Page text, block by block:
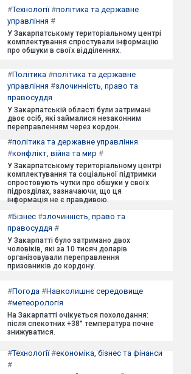
#Технології#політика та державне
управління #
У Закарпатському територіальному центрі
комплектування спростували інформацію
про обшуки в своїх відділеннях.
#Політика #політика та державне
управління #злочинність, право та
правосуддя
У Закарпатській області були затримані
двоє осіб, які займалися незаконним
переправленням через кордон.
#політика та державне управління
#конфлікт, війна та мир #
У Закарпатському територіальному центрі
комплектування та соціальної підтримки
спростовують чутки про обшуки у своїх
підрозділах, зазначаючи, що ця
інформація не є правдивою.
#Бізнес #злочинність, право та
правосуддя #
У Закарпатті було затримано двох
чоловіків, які за 10 тисяч доларів
організовували переправлення
призовників до кордону.
#Погода #Навколишнє середовище
#метеорологія
На Закарпатті очікується похолодання:
після спекотних +38° температура почне
знижуватися.
#Технології#економіка, бізнес та фінанси
#